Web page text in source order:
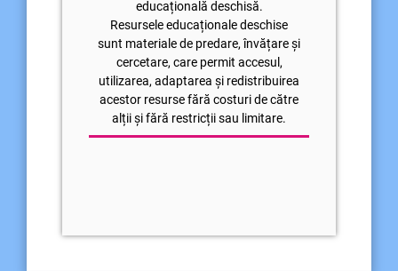
educațională deschisă.
Resursele educaționale deschise
sunt materiale de predare, învățare și
cercetare, care permit accesul,
utilizarea, adaptarea și redistribuirea
acestor resurse fără costuri de către
alții și fără restricții sau limitare.